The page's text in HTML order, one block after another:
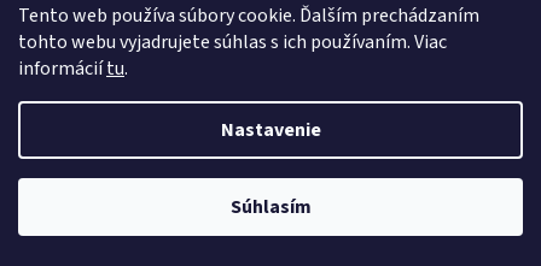
Tento web používa súbory cookie. Ďalším prechádzaním
tohto webu vyjadrujete súhlas s ich používaním. Viac
informáciítu.
Nastavenie
Súhlasím